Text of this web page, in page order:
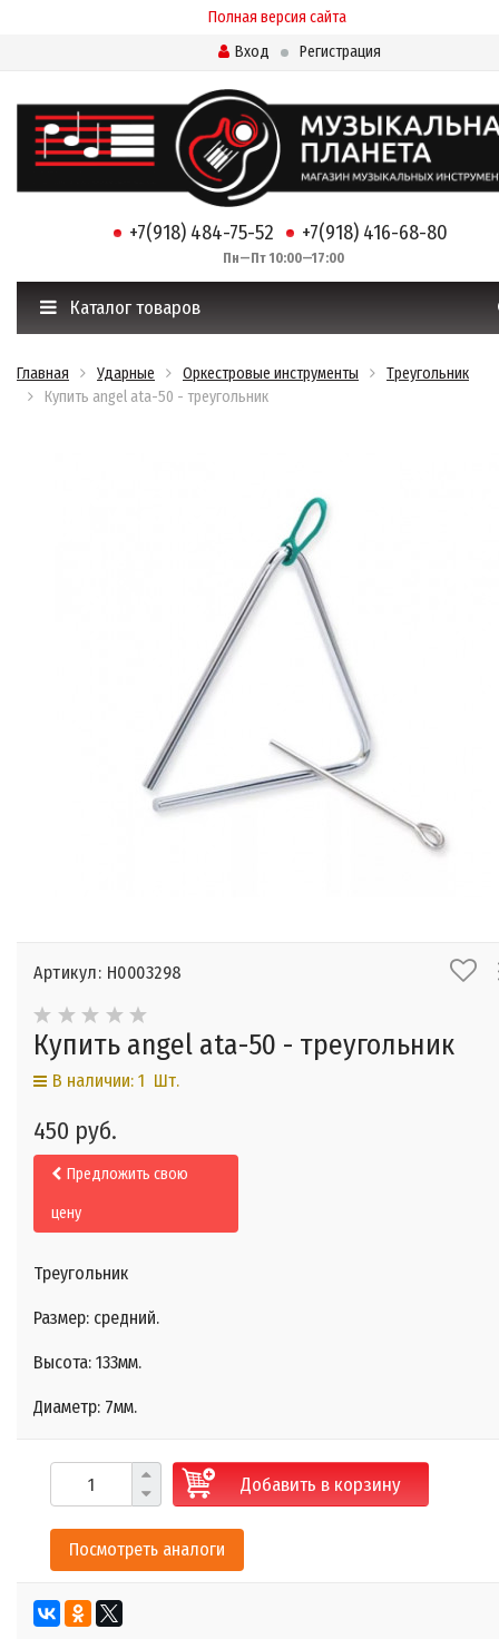
Полная версия сайта
Вход
Регистрация
+7(918) 484-75-52 +7(918) 416-68-80
Пн—Пт 10:00—17:00
Каталог товаров
Главная Ударные Оркестровые инструменты
Треугольник
Купить angel ata-50 - треугольник
Артикул: Н0003298
Купить angel ata-50 - треугольник
В наличии: 1 Шт.
450 руб.
Предложить свою
цену
Треугольник
Размер: средний.
Высота: 133мм.
Диаметр: 7мм.
Добавить в корзину
Посмотреть аналоги